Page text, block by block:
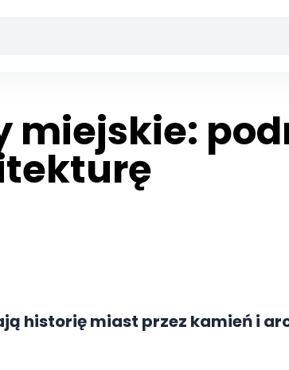
miejskie:
historię miast przez kamień i